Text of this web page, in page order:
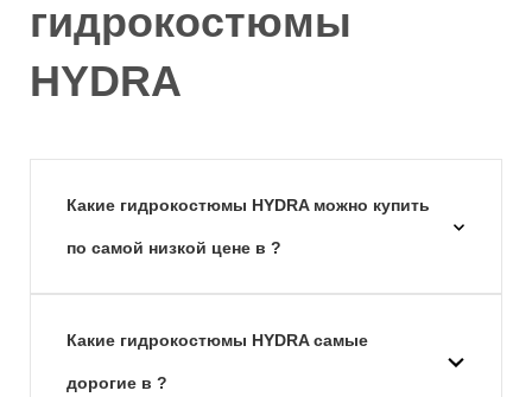
гидрокостюмы
HYDRA
Какие гидрокостюмы HYDRA можно купить
по самой низкой цене в ?
Какие гидрокостюмы HYDRA самые
дорогие в ?